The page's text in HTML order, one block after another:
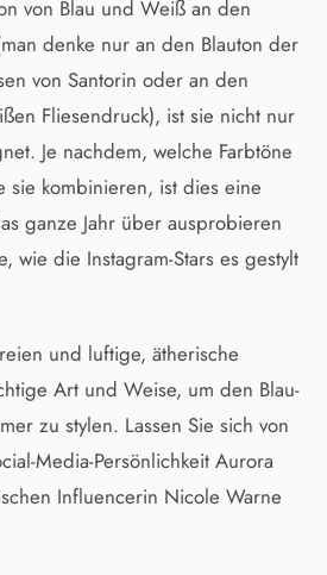
von Blau und Weiß an den
denke nur an den Blauton der
von Santorin oder an den
Fliesendruck), ist sie nicht nur
Je nachdem, welche Farbtöne
sie kombinieren, ist dies eine
ganze Jahr über ausprobieren
wie die Instagram-Stars es gestylt
und luftige, ätherische
Art und Weise, um den Blau-
zu stylen. Lassen Sie sich von
Media-Persönlichkeit Aurora
Influencerin Nicole Warne